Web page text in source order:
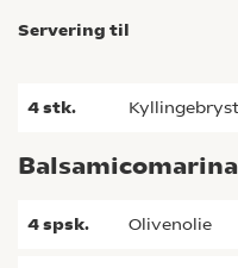
Servering til
4stk.
4spsk. olivenolie